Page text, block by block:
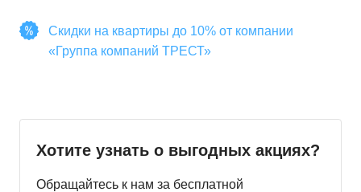
Скидки на квартиры до 10% от компании
«Группа компаний ТРЕСТ»
Хотите узнать о выгодных акциях?
Обращайтесь к нам за бесплатной